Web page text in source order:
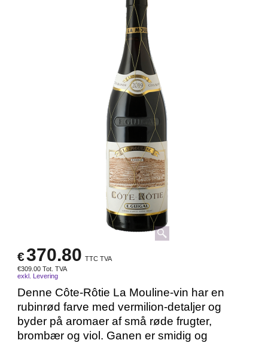
€370.80 TTC TVA
€309.00 Tot. TVA
exkl. Levering
Denne Côte-Rôtie La Mouline-vin har en
rubinrød farve med vermilion-detaljer og
byder på aromaer af små røde frugter,
brombær og viol. Ganen er smidig og